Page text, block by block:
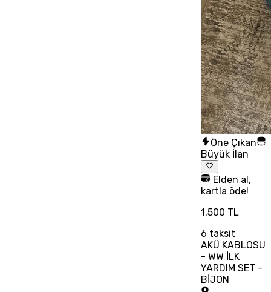
Öne Çıkan
Büyük İlan
Elden al,
kartla öde!
1.500 TL
6 taksit
AKÜ KABLOSU
- WW İLK
YARDIM SET -
BİJON